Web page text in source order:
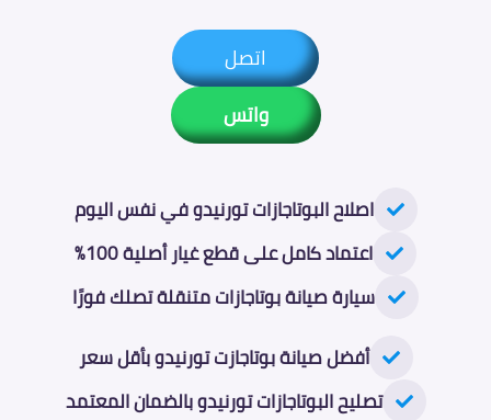
اتصل
واتس
اصلاح البوتاجازات تورنيدو في نفس اليوم
اعتماد كامل على قطع غيار أصلية 100%
سيارة صيانة بوتاجازات متنقلة تصلك فورًا
أفضل صيانة بوتاجازت تورنيدو بأقل سعر
تصليح البوتاجازات تورنيدو بالضمان المعتمد